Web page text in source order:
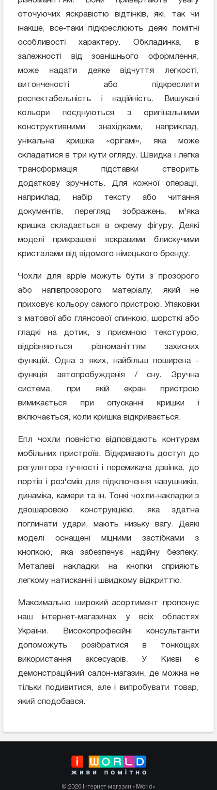
оточуючих яскравістю відтінків, які, так чи
інакше, все-таки підкреслюють деякі помітні
особливості характеру. Обкладинка, в
залежності від зовнішнього оформлення,
може надати деяке відчуття легкості,
витонченості або підкреслити
респектабельність і надійність. Вишукані
кольори поєднуються з оригінальними
конструктивними знахідками, наприклад,
унікальна кришка «орігамі», яка може
складатися в три кути огляду. Швидка і легка
трансформація підставки створить
додаткову зручність. Для кожної операції,
наприклад, набір тексту або читання
документів, перегляд зображень, м'яка
кришка складається в окрему фігуру. Деякі
моделі прикрашені яскравими блискучими
кристалами від відомого німецького бренду.
Чохли для apple можуть бути з прозорого
або напівпрозорого матеріалу, який не
приховує кольору самого пристрою. Упаковки
з матової або глянсової спинкою, шорсткі або
гладкі на дотик, з приємною текстурою,
відрізняються різноманіттям захисних
функцій. Одна з яких, найбільш поширена -
функція автопробужденія / сну. Зручна
система, при якій екран пристрою
вимикається при опусканні кришки і
включається, коли кришка відкривається.
Епл чохли повністю відповідають контурам
мобільних пристроїв. Відкривають доступ до
регулятора гучності і перемикача дзвінка, до
портів і роз'ємів для підключення навушників,
динаміка, камери та ін. Тонкі чохли-накладки з
двошаровою конструкцією, яка здатна
поглинати удари, мають низьку вагу. Деякі
моделі оснащені міцними застібками з
кнопкою, яка забезпечує надійну безпеку.
Металеві накладки на кнопки сприяють
легкому натисканні і швидкому відкриттю.
Максимально широкий асортимент пропонує
наш інтернет-магазинах у всіх областях
України. Високопрофесійні консультанти
допоможуть розібратися в тонкощах
використання аксесуарів. У Києві є
демонстраційний салон-магазин, де можна не
тільки подивитися, але і випробувати товар,
який сподобався.
© 2026 Інтернет-магазин «iWorld»